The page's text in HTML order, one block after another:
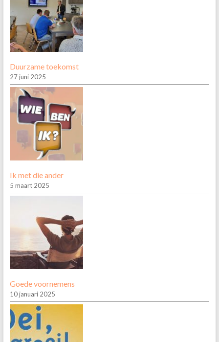
Duurzame toekomst
27 juni 2025
Ik met die ander
5 maart 2025
Goede voornemens
10 januari 2025